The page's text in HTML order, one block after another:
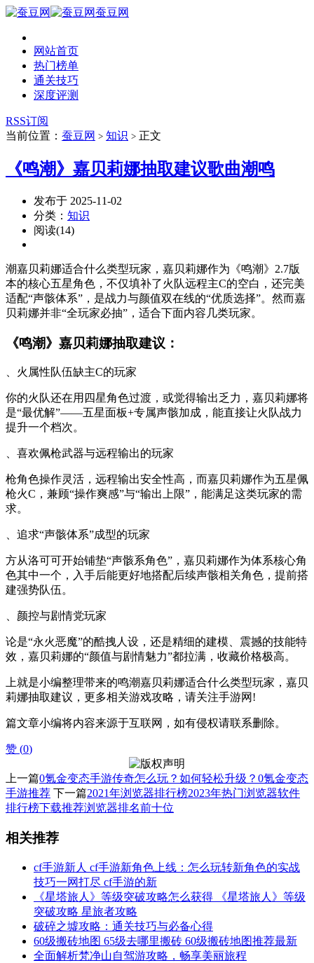
蚕豆网
网站首页
热门榜单
通关技巧
深度评测
RSS订阅
当前位置： 蚕豆网 > 知识 > 正文
《鸣潮》嘉贝莉娜抽取建议歌曲潮鸣
发布于 2025-11-02
分类： 知识
阅读(14)
潮嘉贝莉娜适合什么类型玩家，嘉贝莉娜作为《鸣潮》2.7版
本的核心五星角色，不仅填补了火队远程主C的空白，还完美
适配“声骸体系”，是战力与颜值双在线的“优质选择”。然而嘉
贝莉娜并非“全玩家必抽”，适合下面内容几类玩家。
《鸣潮》嘉贝莉娜抽取建议：
、火属性队伍缺主C的玩家
你的火队还在用四星角色过渡，或觉得输出乏力，嘉贝莉娜将
是“最优解”——五星面板+专属声骸加成，能直接让火队战力
提升一个档次。
、喜欢佩枪武器与远程输出的玩家
枪角色操作灵活，远程输出安全性高，而嘉贝莉娜作为五星佩
枪火C，兼顾“操作爽感”与“输出上限”，能满足这类玩家的需
求。
、追求“声骸体系”成型的玩家
方从洛可可开始铺垫“声骸系角色”，嘉贝莉娜作为体系核心角
色其中一个，入手后能更好地搭配后续声骸相关角色，提前搭
建强势队伍。
、颜控与剧情党玩家
论是“永火恶魔”的酷拽人设，还是精细的建模、震撼的技能特
效，嘉贝莉娜的“颜值与剧情魅力”都拉满，收藏价格极高。
上就是小编整理带来的鸣潮嘉贝莉娜适合什么类型玩家，嘉贝
莉娜抽取建议，更多相关游戏攻略，请关注手游网!
篇文章小编将内容来源于互联网，如有侵权请联系删除。
赞 (0)
上一篇0氪金变态手游传奇怎么玩？如何轻松升级？0氪金变态
手游推荐 下一篇2021年浏览器排行榜2023年热门浏览器软件
排行榜下载推荐浏览器排名前十位
相关推荐
cf手游新人 cf手游新角色上线：怎么玩转新角色的实战
技巧一网打尽 cf手游的新
《星塔旅人》等级突破攻略怎么获得 《星塔旅人》等级
突破攻略 星旅者攻略
破碎之墟攻略：通关技巧与必备心得
60级搬砖地图 65级去哪里搬砖 60级搬砖地图推荐最新
全面解析梵净山自驾游攻略，畅享美丽旅程